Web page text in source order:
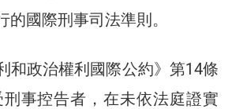
的國際刑事司法準則。
和政治權利國際公約》第14條
事控告者，在未依法庭證實